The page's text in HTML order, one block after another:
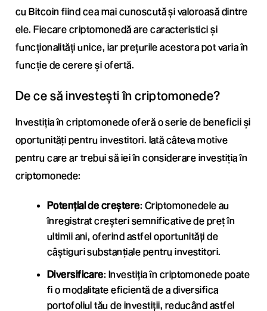
cu Bitcoin fiind cea mai cunoscută și valoroasă dintre
ele. Fiecare criptomonedă are caracteristici și
funcționalități unice, iar prețurile acestora pot varia în
funcție de cerere și ofertă.
De ce să investești în criptomonede?
Investiția în criptomonede oferă o serie de beneficii și
oportunități pentru investitori. Iată câteva motive
pentru care ar trebui să iei în considerare investiția în
criptomonede:
Potențial de creștere: Criptomonedele au
înregistrat creșteri semnificative de preț în
ultimii ani, oferind astfel oportunități de
câștiguri substanțiale pentru investitori.
Diversificare: Investiția în criptomonede poate
fi o modalitate eficientă de a diversifica
portofoliul tău de investiții, reducând astfel